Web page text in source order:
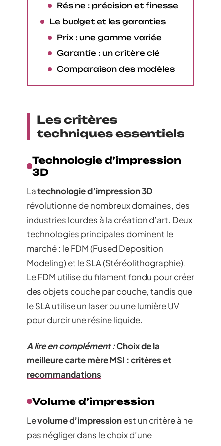
Résine : précision et finesse
Le budget et les garanties
Prix : une gamme variée
Garantie : un critère clé
Comparaison des modèles
Les critères
techniques essentiels
Technologie d’impression
3D
Latechnologie d’impression 3D
révolutionne de nombreux domaines, des
industries lourdes à la création d’art. Deux
technologies principales dominent le
marché : le FDM (Fused Deposition
Modeling) et le SLA (Stéréolithographie).
Le FDM utilise du filament fondu pour créer
des objets couche par couche, tandis que
le SLA utilise un laser ou une lumière UV
pour durcir une résine liquide.
A lire en complément :Choix de la
meilleure carte mère MSI : critères et
recommandations
Volume d’impression
Levolume d’impressionest un critère à ne
pas négliger dans le choix d’une